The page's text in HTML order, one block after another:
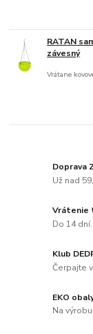
RATAN
závesný
Vrátane
Doprava
Už nad
Vrátenie
Do 14 dní.
Klub
Čerpajte
EKO
Na